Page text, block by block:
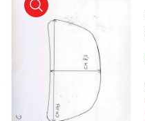
visualizza prodotto